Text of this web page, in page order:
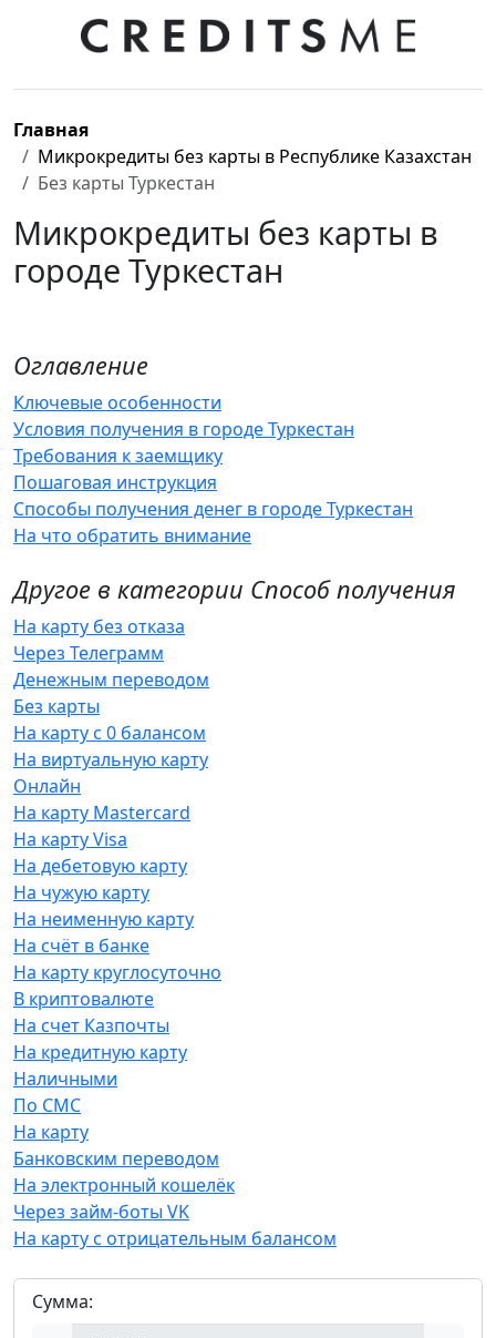
Главная
Микрокредиты без карты в Республике Казахстан
Без карты Туркестан
Микрокредиты без карты в
городе Туркестан
Оглавление
Ключевые особенности
Условия получения в городе Туркестан
Требования к заемщику
Пошаговая инструкция
Способы получения денег в городе Туркестан
На что обратить внимание
Другое в категории Способ получения
На карту без отказа
Через Телеграмм
Денежным переводом
Без карты
На карту с 0 балансом
На виртуальную карту
Онлайн
На карту Mastercard
На карту Visa
На дебетовую карту
На чужую карту
На неименную карту
На счёт в банке
На карту круглосуточно
В криптовалюте
На счет Казпочты
На кредитную карту
Наличными
По СМС
На карту
Банковским переводом
На электронный кошелёк
Через займ-боты VK
На карту с отрицательным балансом
Сумма: